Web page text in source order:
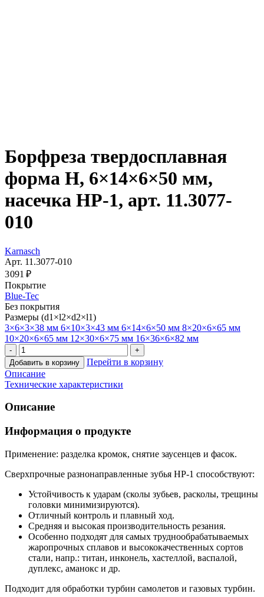
Борфреза твердосплавная
форма H, 6×14×6×50 мм,
насечка HP-1, арт. 11.3077-
010
Karnasch
Арт. 11.3077-010
3 091 ₽
Покрытие
Blue-Tec
Без покрытия
Размеры (d1×l2×d2×l1)
3×6×3×38 мм 6×10×3×43 мм 6×14×6×50 мм 8×20×6×65 мм
10×20×6×65 мм 12×30×6×75 мм 16×36×6×82 мм
Добавить в корзину
Перейти в корзину
Описание
Технические характеристики
Описание
Информация о продукте
Применение: разделка кромок, снятие заусенцев и фасок.
Сверхпрочные разнонаправленные зубья HP-1 способствуют:
Устойчивость к ударам (сколы зубьев, расколы, трещины
головки минимизируются).
Отличный контроль и плавный ход.
Средняя и высокая производительность резания.
Особенно подходят для самых труднообрабатываемых
жаропрочных сплавов и высококачественных сортов
стали, напр.: титан, инконель, хастеллой, васпалой,
дуплекс, аманокс и др.
Подходит для обработки турбин самолетов и газовых турбин.